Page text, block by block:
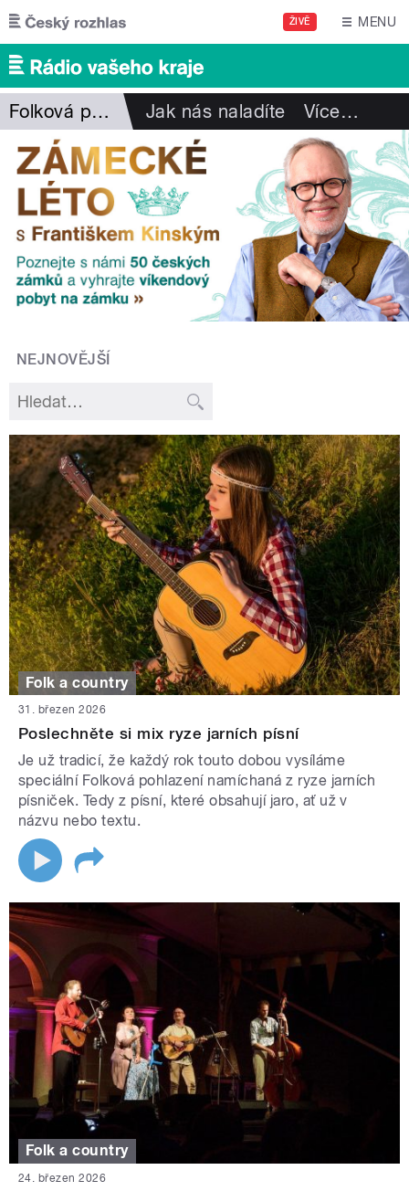
Přejít k hlavnímu obsahu
ŽIVĚ MENU
Folková pohlazení Jak nás naladíte Více…
NEJNOVĚJŠÍ
Folk a country
31. březen 2026
Poslechněte si mix ryze jarních písní
Je už tradicí, že každý rok touto dobou vysíláme
speciální Folková pohlazení namíchaná z ryze jarních
písniček. Tedy z písní, které obsahují jaro, ať už v
názvu nebo textu.
Folk a country
24. březen 2026